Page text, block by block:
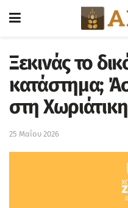
Ξεκινάς το
κατάστημα;
στη
25 Μαΐου 2026